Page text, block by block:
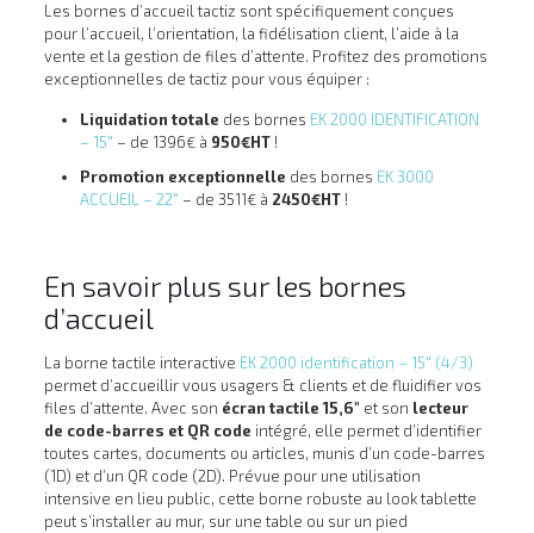
Les bornes d’accueil tactiz sont spécifiquement conçues
pour l’accueil, l’orientation, la fidélisation client, l’aide à la
vente et la gestion de files d’attente. Profitez des promotions
exceptionnelles de tactiz pour vous équiper :
Liquidation totale des bornes EK 2000 IDENTIFICATION
– 15″ – de 1396€ à 950€HT!
Promotion exceptionnelle des bornes EK 3000
ACCUEIL – 22″ – de 3511€ à 2450€HT!
En savoir plus sur les bornes
d’accueil
La borne tactile interactive EK 2000 identification – 15″ (4/3)
permet d’accueillir vous usagers & clients et de fluidifier vos
files d’attente. Avec son écran tactile 15,6″ et son lecteur
de code-barres et QR code intégré, elle permet d’identifier
toutes cartes, documents ou articles, munis d’un code-barres
(1D) et d’un QR code (2D). Prévue pour une utilisation
intensive en lieu public, cette borne robuste au look tablette
peut s’installer au mur, sur une table ou sur un pied